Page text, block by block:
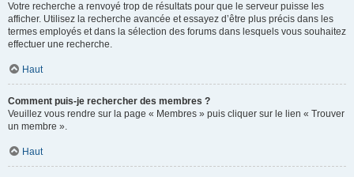
Votre recherche a renvoyé trop de résultats pour que le serveur puisse les
afficher. Utilisez la recherche avancée et essayez d’être plus précis dans les
termes employés et dans la sélection des forums dans lesquels vous souhaitez
effectuer une recherche.
Haut
Comment puis-je rechercher des membres ?
Veuillez vous rendre sur la page « Membres » puis cliquer sur le lien « Trouver
un membre ».
Haut